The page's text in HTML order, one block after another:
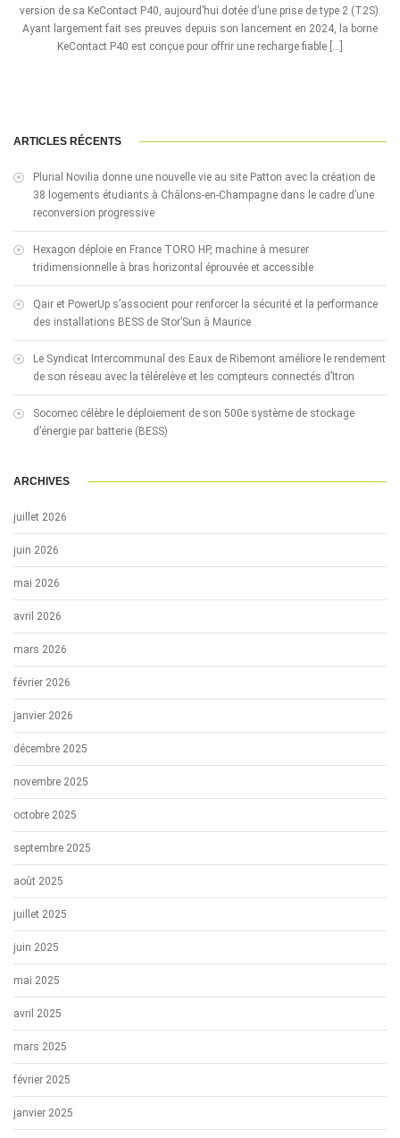
version de sa KeContact P40, aujourd’hui dotée d’une prise de type 2 (T2S).
Ayant largement fait ses preuves depuis son lancement en 2024, la borne
KeContact P40 est conçue pour offrir une recharge fiable […]
ARTICLES RÉCENTS
Plurial Novilia donne une nouvelle vie au site Patton avec la création de
38 logements étudiants à Châlons-en-Champagne dans le cadre d’une
reconversion progressive
Hexagon déploie en France TORO HP, machine à mesurer
tridimensionnelle à bras horizontal éprouvée et accessible
Qair et PowerUp s’associent pour renforcer la sécurité et la performance
des installations BESS de Stor’Sun à Maurice
Le Syndicat Intercommunal des Eaux de Ribemont améliore le rendement
de son réseau avec la télérelève et les compteurs connectés d’Itron
Socomec célèbre le déploiement de son 500e système de stockage
d’énergie par batterie (BESS)
ARCHIVES
juillet 2026
juin 2026
mai 2026
avril 2026
mars 2026
février 2026
janvier 2026
décembre 2025
novembre 2025
octobre 2025
septembre 2025
août 2025
juillet 2025
juin 2025
mai 2025
avril 2025
mars 2025
février 2025
janvier 2025